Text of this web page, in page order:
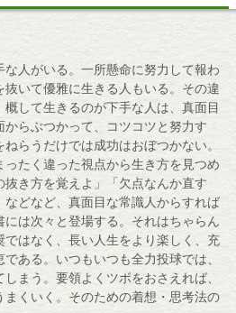
人がいる。一所懸命に努力して報わ
いて優雅に生きる人もいる。その違
して生きるのが下手な人は、真面目
らぶつかって、コツコツと努力す
らうだけでは成功はおぼつかない。
たく違った視点から生き方を見つめ
き方を覚えよ」「欠点なんか直す
どなど、真面目な常識人からすれば
は次々と登場する。それはちゃらん
はなく、長い人生をより楽しく、充
ある。いつもいつも全力投球では、
まう。要領よくツボをおさえれば、
くいく。そのための着想・思考法の